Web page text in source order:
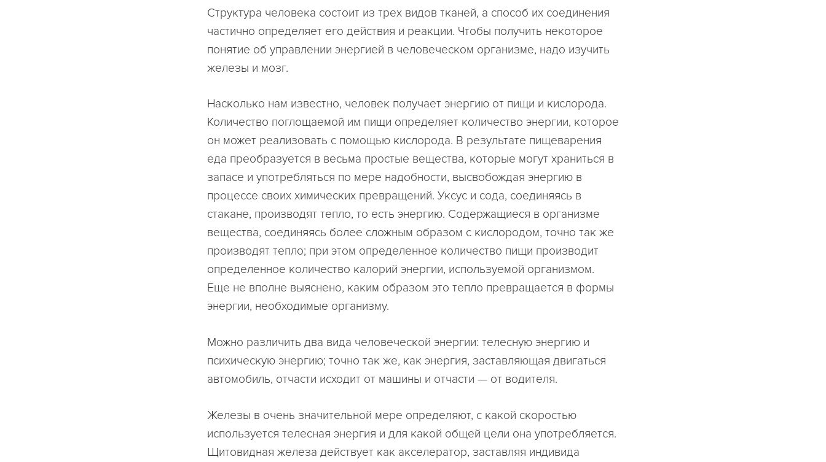
Структура человека состоит из трех видов тканей, а способ их соединения
частично определяет его действия и реакции. Чтобы получить некоторое
понятие об управлении энергией в человеческом организме, надо изучить
железы и мозг.
Насколько нам известно, человек получает энергию от пищи и кислорода.
Количество поглощаемой им пищи определяет количество энергии, которое
он может реализовать с помощью кислорода. В результате пищеварения
еда преобразуется в весьма простые вещества, которые могут храниться в
запасе и употребляться по мере надобности, высвобождая энергию в
процессе своих химических превращений. Уксус и сода, соединяясь в
стакане, производят тепло, то есть энергию. Содержащиеся в организме
вещества, соединяясь более сложным образом с кислородом, точно так же
производят тепло; при этом определенное количество пищи производит
определенное количество калорий энергии, используемой организмом.
Еще не вполне выяснено, каким образом это тепло превращается в формы
энергии, необходимые организму.
Можно различить два вида человеческой энергии: телесную энергию и
психическую энергию; точно так же, как энергия, заставляющая двигаться
автомобиль, отчасти исходит от машины и отчасти — от водителя.
Железы в очень значительной мере определяют, с какой скоростью
используется телесная энергия и для какой общей цели она употребляется.
Щитовидная железа действует как акселератор, заставляя индивида